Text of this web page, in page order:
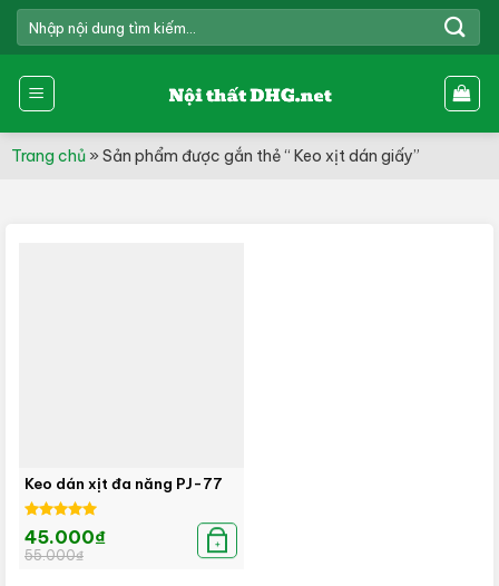
Skip
to
TÌM
KIẾM:
Trang chủ» Sản phẩm được gắn thẻ “ Keo xịt dán giấy”
Keo dán xịt đa năng PJ-77
Được xếp
hạng5.00
5 sao
55.000₫
Giá
gốc
là:
45.000₫
Giá
hiện
tại
+